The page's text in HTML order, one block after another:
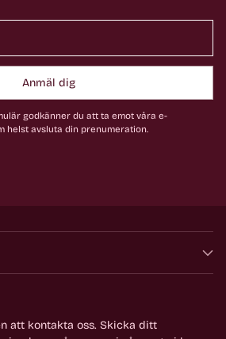
Anmäl dig
godkänner du att ta emot våra e-
helst avsluta din prenumeration.
att kontakta oss. Skicka ditt